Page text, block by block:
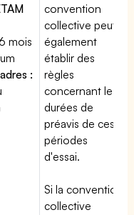
mois
:
convention
collective peut
également
établir des
règles
concernant les
durées de
préavis de ces
périodes
d'essai.
Si la convention
collective